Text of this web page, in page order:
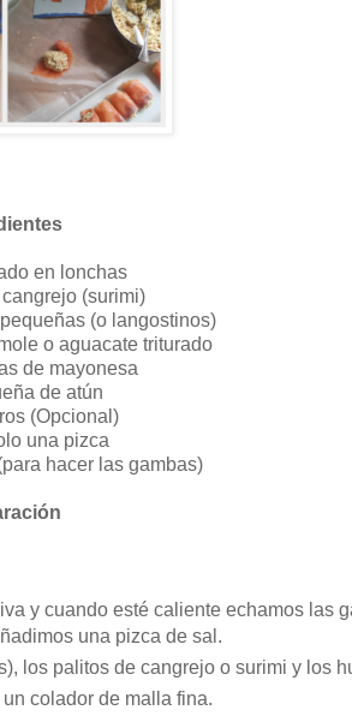
en lonchas
(surimi)
(o langostinos)
o aguacate triturado
de mayonesa
de atún
(Opcional)
una pizca
hacer las gambas)
y cuando esté caliente echamos las
una pizca de sal.
los palitos de cangrejo o surimi y los
colador de malla fina.